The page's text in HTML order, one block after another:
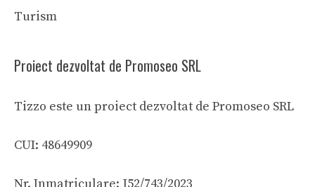
Turism
Proiect dezvoltat de Promoseo SRL
Tizzo este un proiect dezvoltat de Promoseo SRL
CUI: 48649909
Nr. Inmatriculare: J52/743/2023